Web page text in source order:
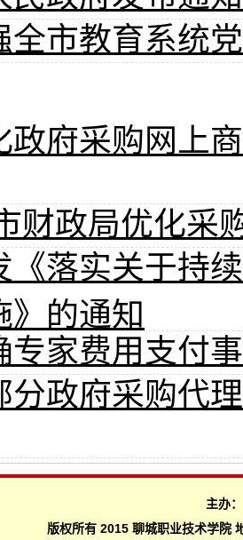
全市教育系统
政府采购网上
财政局优化采
《落实关于持
》的通知
专家费用支付
分政府采购代
主办
版权所有 2015 聊城职业技术学院